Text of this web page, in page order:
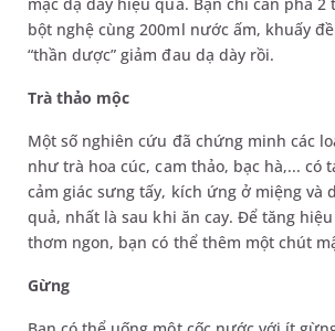
bột nghệ cùng 200ml nước ấm, khuấy
“thần dược” giảm đau dạ dày rồi.
Trà thảo mộc
Một số nghiên cứu đã chứng minh các
như trà hoa cúc, cam thảo, bạc hà,... có
cảm giác sưng tấy, kích ứng ở miệng và
quả, nhất là sau khi ăn cay. Để tăng
thơm ngon, bạn có thể thêm một chút
Gừng